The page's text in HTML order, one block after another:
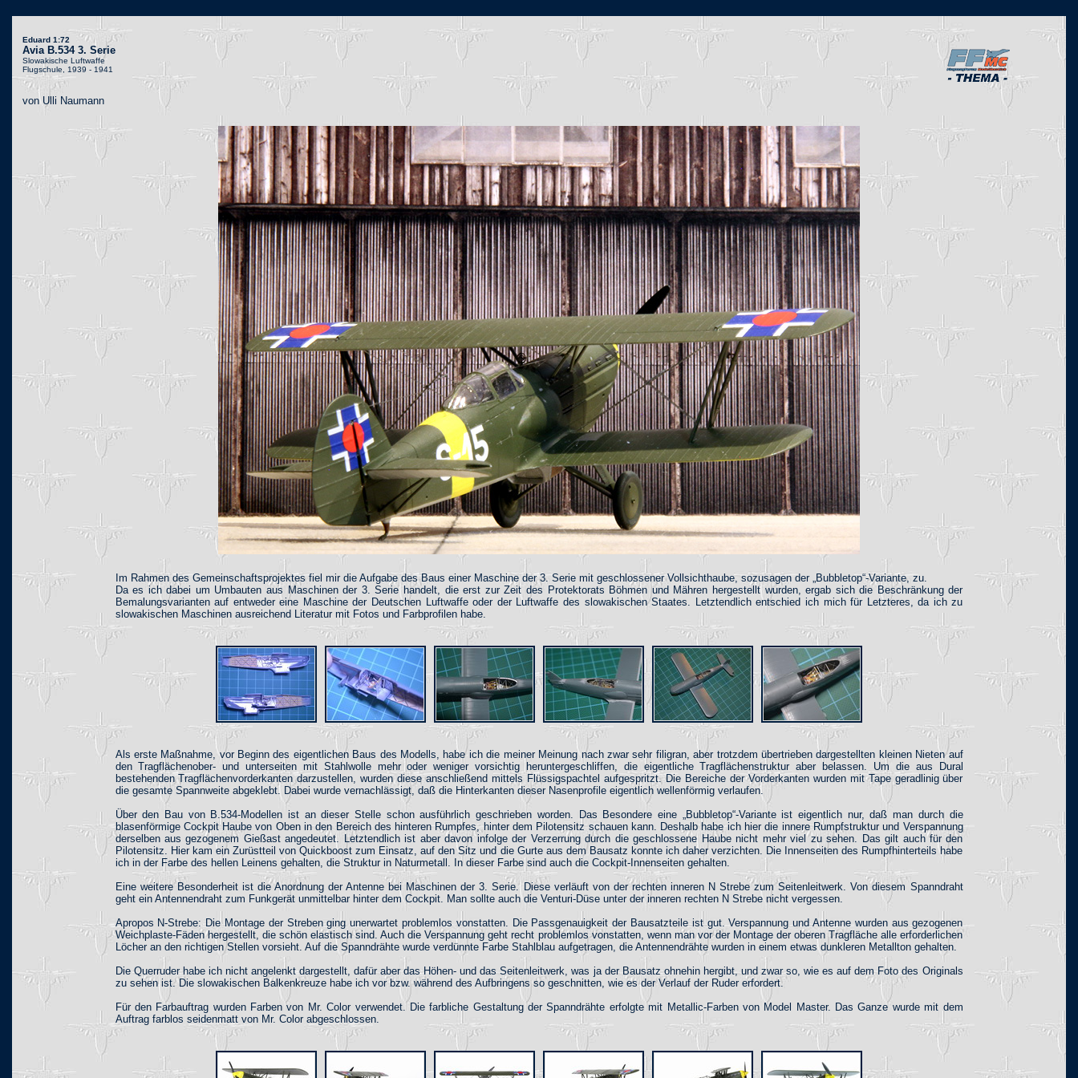
Eduard 1:72
Avia B.534 3. Serie
Slowakische Luftwaffe
Flugschule, 1939 - 1941
von Ulli Naumann
Im Rahmen des Gemeinschaftsprojektes fiel mir die Aufgabe des Baus einer Maschine der 3. Serie mit geschlossener Vollsichthaube, sozusagen der „Bubbletop“-Variante, zu.
Da es ich dabei um Umbauten aus Maschinen der 3. Serie handelt, die erst zur Zeit des Protektorats Böhmen und Mähren hergestellt wurden, ergab sich die Beschränkung der
Bemalungsvarianten auf entweder eine Maschine der Deutschen Luftwaffe oder der Luftwaffe des slowakischen Staates. Letztendlich entschied ich mich für Letzteres, da ich zu
slowakischen Maschinen ausreichend Literatur mit Fotos und Farbprofilen habe.
Als erste Maßnahme, vor Beginn des eigentlichen Baus des Modells, habe ich die meiner Meinung nach zwar sehr filigran, aber trotzdem übertrieben dargestellten kleinen Nieten auf
den Tragflächenober- und unterseiten mit Stahlwolle mehr oder weniger vorsichtig heruntergeschliffen, die eigentliche Tragflächenstruktur aber belassen. Um die aus Dural
bestehenden Tragflächenvorderkanten darzustellen, wurden diese anschließend mittels Flüssigspachtel aufgespritzt. Die Bereiche der Vorderkanten wurden mit Tape geradlinig über
die gesamte Spannweite abgeklebt. Dabei wurde vernachlässigt, daß die Hinterkanten dieser Nasenprofile eigentlich wellenförmig verlaufen.
Über den Bau von B.534-Modellen ist an dieser Stelle schon ausführlich geschrieben worden. Das Besondere eine „Bubbletop“-Variante ist eigentlich nur, daß man durch die
blasenförmige Cockpit Haube von Oben in den Bereich des hinteren Rumpfes, hinter dem Pilotensitz schauen kann. Deshalb habe ich hier die innere Rumpfstruktur und Verspannung
derselben aus gezogenem Gießast angedeutet. Letztendlich ist aber davon infolge der Verzerrung durch die geschlossene Haube nicht mehr viel zu sehen. Das gilt auch für den
Pilotensitz. Hier kam ein Zurüstteil von Quickboost zum Einsatz, auf den Sitz und die Gurte aus dem Bausatz konnte ich daher verzichten. Die Innenseiten des Rumpfhinterteils habe
ich in der Farbe des hellen Leinens gehalten, die Struktur in Naturmetall. In dieser Farbe sind auch die Cockpit-Innenseiten gehalten.
Eine weitere Besonderheit ist die Anordnung der Antenne bei Maschinen der 3. Serie. Diese verläuft von der rechten inneren N Strebe zum Seitenleitwerk. Von diesem Spanndraht
geht ein Antennendraht zum Funkgerät unmittelbar hinter dem Cockpit. Man sollte auch die Venturi-Düse unter der inneren rechten N Strebe nicht vergessen.
Apropos N-Strebe: Die Montage der Streben ging unerwartet problemlos vonstatten. Die Passgenauigkeit der Bausatzteile ist gut. Verspannung und Antenne wurden aus gezogenen
Weichplaste-Fäden hergestellt, die schön elastisch sind. Auch die Verspannung geht recht problemlos vonstatten, wenn man vor der Montage der oberen Tragfläche alle erforderlichen
Löcher an den richtigen Stellen vorsieht. Auf die Spanndrähte wurde verdünnte Farbe Stahlblau aufgetragen, die Antennendrähte wurden in einem etwas dunkleren Metallton gehalten.
Die Querruder habe ich nicht angelenkt dargestellt, dafür aber das Höhen- und das Seitenleitwerk, was ja der Bausatz ohnehin hergibt, und zwar so, wie es auf dem Foto des Originals
zu sehen ist. Die slowakischen Balkenkreuze habe ich vor bzw. während des Aufbringens so geschnitten, wie es der Verlauf der Ruder erfordert.
Für den Farbauftrag wurden Farben von Mr. Color verwendet. Die farbliche Gestaltung der Spanndrähte erfolgte mit Metallic-Farben von Model Master. Das Ganze wurde mit dem
Auftrag farblos seidenmatt von Mr. Color abgeschlossen.